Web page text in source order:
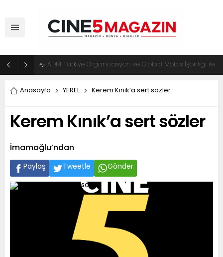
ADM Türkiye Organizasyon ve Global Mobis İşbirliği ile Halka Açık Motosiklet Festivali
Anasayfa YEREL Kerem Kınık’a sert sözler
Kerem Kınık’a sert sözler
İmamoğlu’ndan
Paylaş Tweetle Gönder